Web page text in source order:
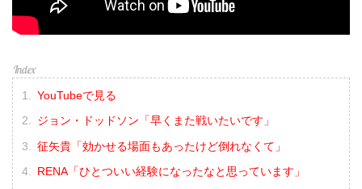
YouTubeで見る
ジョン・ドッドソン「早くまた戦いたいです」
征矢貴「効かせる場面もあったけど倒れなくて」
RENA「ひとついい経験になったなと思っています」